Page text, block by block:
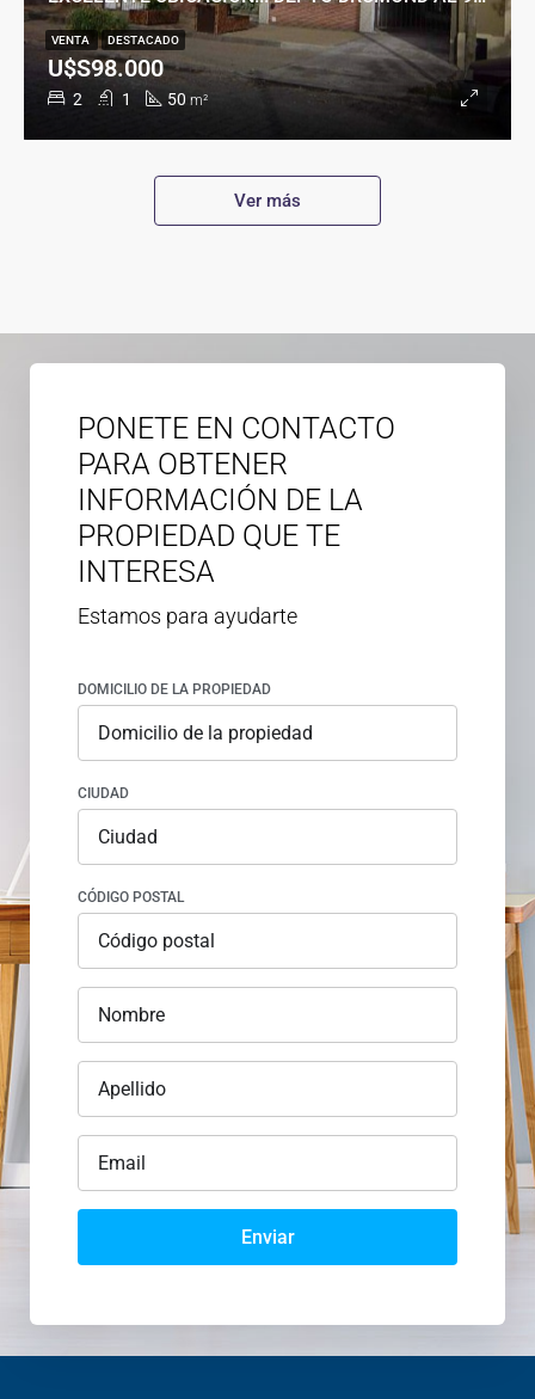
2 1 50 m²
U$S98.000
VENTA DESTACADO
Ver más
PONETE EN CONTACTO
PARA OBTENER
INFORMACIÓN DE LA
PROPIEDAD QUE TE
INTERESA
Estamos para ayudarte
DOMICILIO DE LA PROPIEDAD
CIUDAD
CÓDIGO POSTAL
Enviar